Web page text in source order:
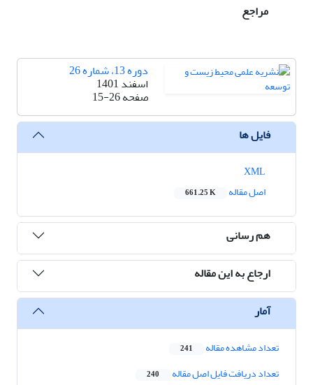
مراجع
دوره 13، شماره 26
اسفند 1401
صفحه15-26
فایل ها
اصل مقاله
661.25 K
هم رسانی
ارجاع به این مقاله
آمار
تعداد مشاهده مقاله 241
تعداد دریافت فایل اصل مقاله 240